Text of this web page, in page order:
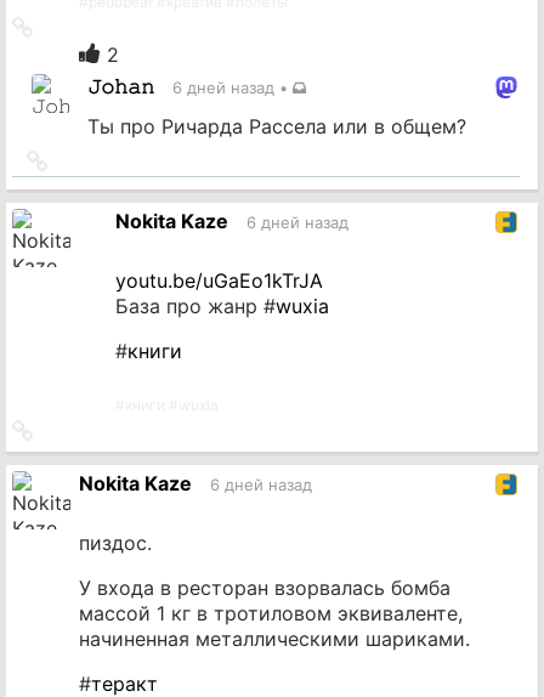
источник
2
𝙹𝚘𝚑𝚊𝚗
6 дней назад •
Ты про Ричарда Рассела или в общем?
на
источник
Nokita Kaze 6 дней назад
youtu.be/uGaEo1kTrJA
База про жанр #wuxia
#книги
на
источникNokita Kaze 6 дней назад
пиздос.
У входа в ресторан взорвалась бомба
массой 1 кг в тротиловом эквиваленте,
начиненная металлическими шариками.
#теракт